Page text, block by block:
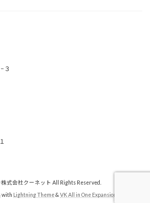
３
式会社クーネット All Rights Reserved.
with Lightning Theme& VK All in One Expansion Unit